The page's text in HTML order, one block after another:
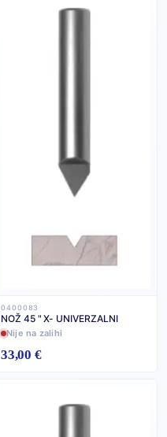
0400083
NOŽ 45 " X- UNIVERZALNI
Nije na zalihi
33,00 €